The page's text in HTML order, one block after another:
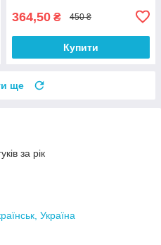
364,50 ₴ 450 ₴
Купити
ще
за рік
Україна